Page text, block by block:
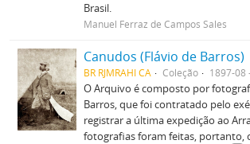
Brasil.
Manuel Ferraz de Campos Sales
Canudos (Flávio de Barros)
BR RJMRAHI CA Coleção 1897-08
O Arquivo é composto por
Barros, que foi contratado pelo
registrar a última expedição ao
fotografias foram feitas, portanto,